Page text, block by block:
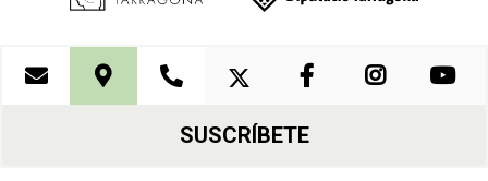
SUSCRÍBETE